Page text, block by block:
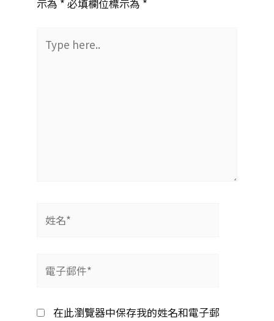
示為 * 必填欄位標示為 *
here..
名
件 在此瀏覽器中保存我的姓名和電子郵